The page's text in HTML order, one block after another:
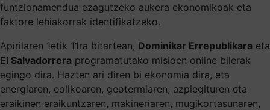
funtzionamendua ezagutzeko aukera ekonomikoak eta
faktore lehiakorrak identifikatzeko.
Apirilaren 1etik 11ra bitartean, Dominikar Errepublikara eta
El Salvadorrera programatutako misioen online bilerak
egingo dira. Hazten ari diren bi ekonomia dira, eta
energiaren, eolikoaren, geotermiaren, azpiegituren eta
eraikinen eraikuntzaren, makineriaren, mugikortasunaren,